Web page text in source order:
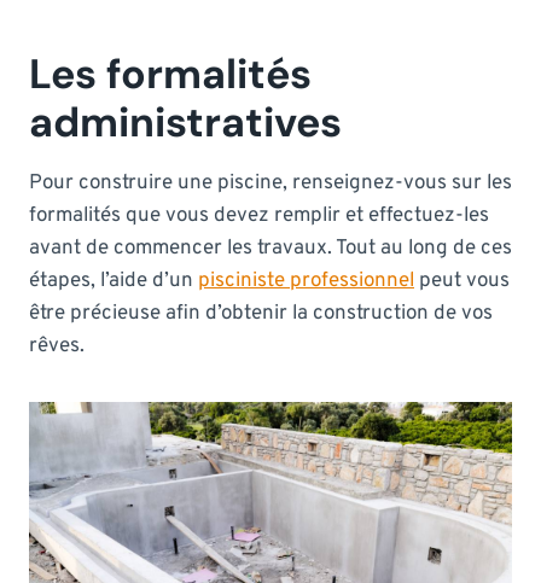
Les formalités
administratives
Pour construire une piscine, renseignez-vous sur les
formalités que vous devez remplir et effectuez-les
avant de commencer les travaux. Tout au long de ces
étapes, l’aide d’un pisciniste professionnel peut vous
être précieuse afin d’obtenir la construction de vos
rêves.